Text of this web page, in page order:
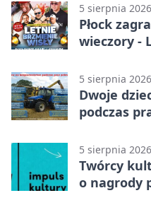
5 sierpnia 2026
Płock
wieczory -
5 sierpnia 2026
Dwoje
podczas
5 sierpnia 2026
Twórcy
o nagrody